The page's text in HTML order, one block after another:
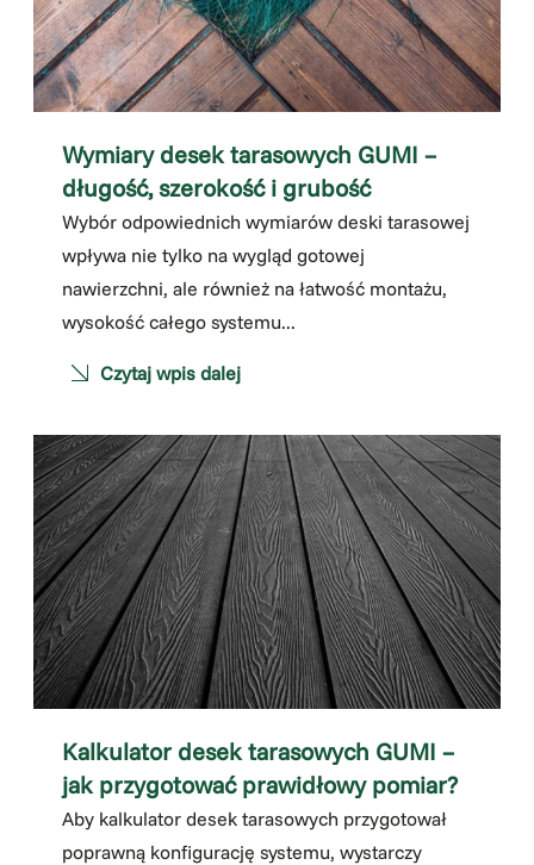
Wymiary desek tarasowych GUMI –
długość, szerokość i grubość
Wybór odpowiednich wymiarów deski tarasowej
wpływa nie tylko na wygląd gotowej
nawierzchni, ale również na łatwość montażu,
wysokość całego systemu...
Czytaj wpis dalej
Kalkulator desek tarasowych GUMI –
jak przygotować prawidłowy pomiar?
Aby kalkulator desek tarasowych przygotował
poprawną konfigurację systemu, wystarczy